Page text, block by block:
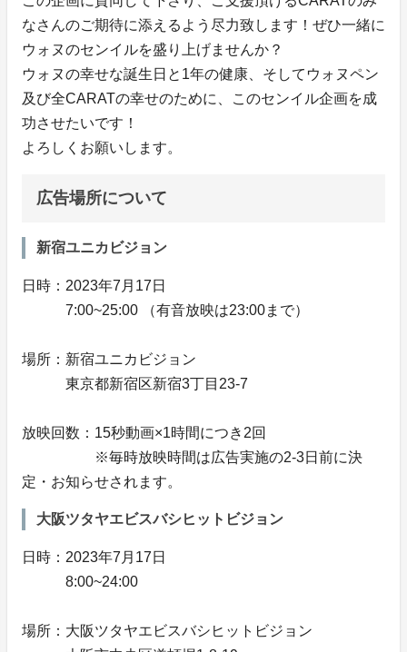
なさんのご期待に添えるよう尽力致します！ぜひ一緒に
ウォヌのセンイルを盛り上げませんか？
ウォヌの幸せな誕生日と1年の健康、そしてウォヌペン
及び全CARATの幸せのために、このセンイル企画を成
功させたいです！
よろしくお願いします。
広告場所について
新宿ユニカビジョン
日時：2023年7月17日
7:00~25:00 （有音放映は23:00まで）
場所：新宿ユニカビジョン
東京都新宿区新宿3丁目23-7
放映回数：15秒動画×1時間につき2回
※毎時放映時間は広告実施の2-3日前に決
定・お知らせされます。
大阪ツタヤエビスバシヒットビジョン
日時：2023年7月17日
8:00~24:00
場所：大阪ツタヤエビスバシヒットビジョン